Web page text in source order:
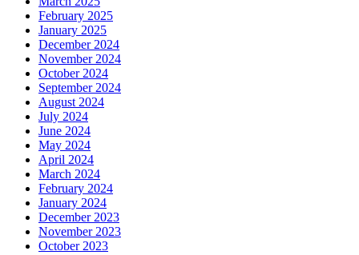
February 2025
January 2025
December 2024
November 2024
October 2024
September 2024
August 2024
July 2024
June 2024
May 2024
April 2024
March 2024
February 2024
January 2024
December 2023
November 2023
October 2023